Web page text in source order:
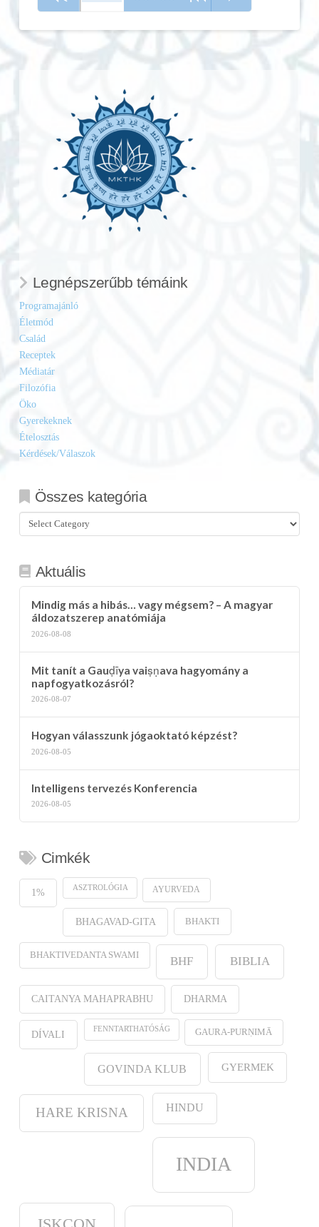
Legnépszerűbb témáink
Programajánló
Életmód
Család
Receptek
Médiatár
Filozófia
Öko
Gyerekeknek
Ételosztás
Kérdések/Válaszok
Összes kategória
Összes
kategória
Aktuális
Mindig más a hibás… vagy mégsem? – A magyar
áldozatszerep anatómiája
2026-08-08
Mit tanít a Gauḍīya vaiṣṇava hagyomány a
napfogyatkozásról?
2026-08-07
Hogyan válasszunk jógaoktató képzést?
2026-08-05
Intelligens tervezés Konferencia
2026-08-05
Cimkék
1% ASZTROLÓGIA AYURVEDA
BHAGAVAD-GITA BHAKTI
BHAKTIVEDANTA SWAMI BHF BIBLIA
CAITANYA MAHAPRABHU DHARMA
DÍVALI FENNTARTHATÓSÁG GAURA-PURṆIMĀ
GOVINDA KLUB GYERMEK
HARE KRISNA HINDU
INDIA